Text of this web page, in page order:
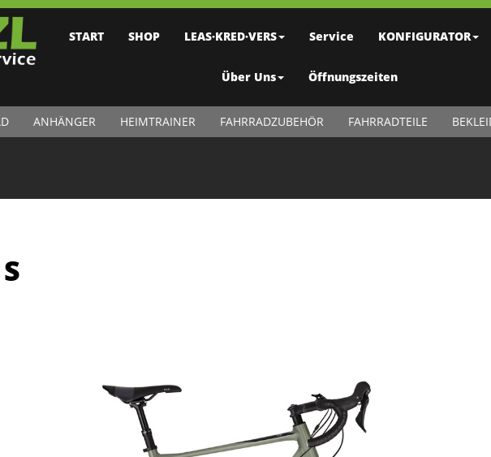
START SHOP LEAS·KRED·VERS Service KONFIGURATOR
Über Uns Öffnungszeiten
ANHÄNGER HEIMTRAINER FAHRRADZUBEHÖR FAHRRADTEILE